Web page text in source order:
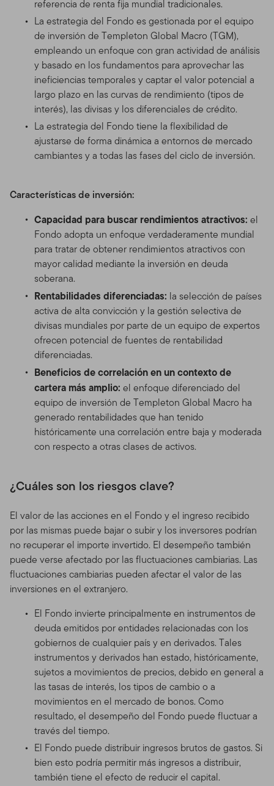
referencia de renta fija mundial tradicionales.
La estrategia del Fondo es gestionada por el equipo
de inversión de Templeton Global Macro (TGM),
empleando un enfoque con gran actividad de análisis
y basado en los fundamentos para aprovechar las
ineficiencias temporales y captar el valor potencial a
largo plazo en las curvas de rendimiento (tipos de
interés), las divisas y los diferenciales de crédito.
La estrategia del Fondo tiene la flexibilidad de
ajustarse de forma dinámica a entornos de mercado
cambiantes y a todas las fases del ciclo de inversión.
Características de inversión:
Capacidad para buscar rendimientos atractivos: el
Fondo adopta un enfoque verdaderamente mundial
para tratar de obtener rendimientos atractivos con
mayor calidad mediante la inversión en deuda
soberana.
Rentabilidades diferenciadas: la selección de países
activa de alta convicción y la gestión selectiva de
divisas mundiales por parte de un equipo de expertos
ofrecen potencial de fuentes de rentabilidad
diferenciadas.
Beneficios de correlación en un contexto de
cartera más amplio: el enfoque diferenciado del
equipo de inversión de Templeton Global Macro ha
generado rentabilidades que han tenido
históricamente una correlación entre baja y moderada
con respecto a otras clases de activos.
¿Cuáles son los riesgos clave?
El valor de las acciones en el Fondo y el ingreso recibido
por las mismas puede bajar o subir y los inversores podrían
no recuperar el importe invertido. El desempeño también
puede verse afectado por las fluctuaciones cambiarias. Las
fluctuaciones cambiarias pueden afectar el valor de las
inversiones en el extranjero.
El Fondo invierte principalmente en instrumentos de
deuda emitidos por entidades relacionadas con los
gobiernos de cualquier país y en derivados. Tales
instrumentos y derivados han estado, históricamente,
sujetos a movimientos de precios, debido en general a
las tasas de interés, los tipos de cambio o a
movimientos en el mercado de bonos. Como
resultado, el desempeño del Fondo puede fluctuar a
través del tiempo.
El Fondo puede distribuir ingresos brutos de gastos. Si
bien esto podría permitir más ingresos a distribuir,
también tiene el efecto de reducir el capital.